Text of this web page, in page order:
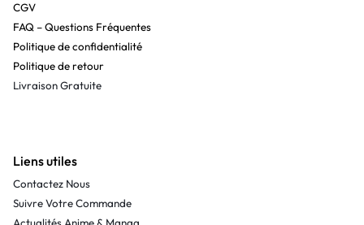
CGV
FAQ – Questions Fréquentes
Politique de confidentialité
Politique de retour
Livraison Gratuite
Liens utiles
Contactez Nous
Suivre Votre Commande